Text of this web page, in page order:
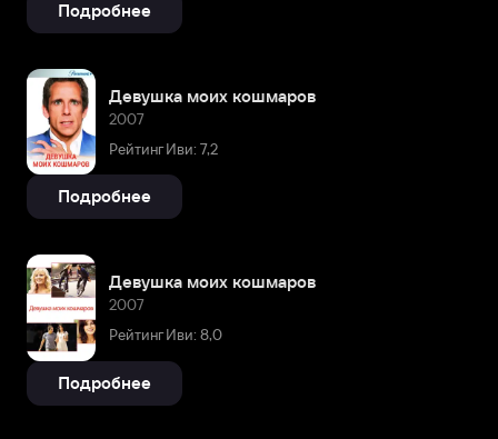
Подробнее
Девушка моих кошмаров
2007
Рейтинг Иви: 7,2
Подробнее
Девушка моих кошмаров
2007
Рейтинг Иви: 8,0
Подробнее